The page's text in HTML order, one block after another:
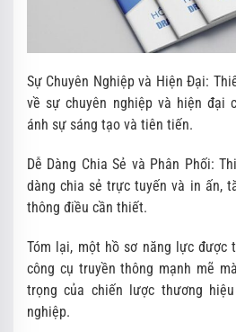
Sự Chuyên Nghiệp và Hiện Đại:
về sự chuyên nghiệp và hiện đại
ánh sự sáng tạo và tiên tiến.
Dễ Dàng Chia Sẻ và Phân Phối:
dàng chia sẻ trực tuyến và in ấn,
thông điều cần thiết.
Tóm lại, một hồ sơ năng lực được
công cụ truyền thông mạnh mẽ
trọng của chiến lược thương
nghiệp.